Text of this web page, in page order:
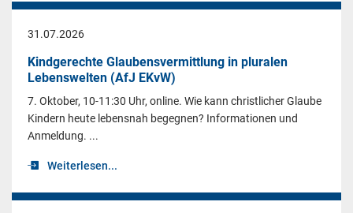
31.07.2026
Kindgerechte Glaubensvermittlung in pluralen
Lebenswelten (AfJ EKvW)
7. Oktober, 10-11:30 Uhr, online. Wie kann christlicher Glaube
Kindern heute lebensnah begegnen? Informationen und
Anmeldung. ...
Weiterlesen...